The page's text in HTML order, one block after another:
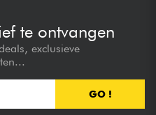
te ontvangen
exclusieve
GO !